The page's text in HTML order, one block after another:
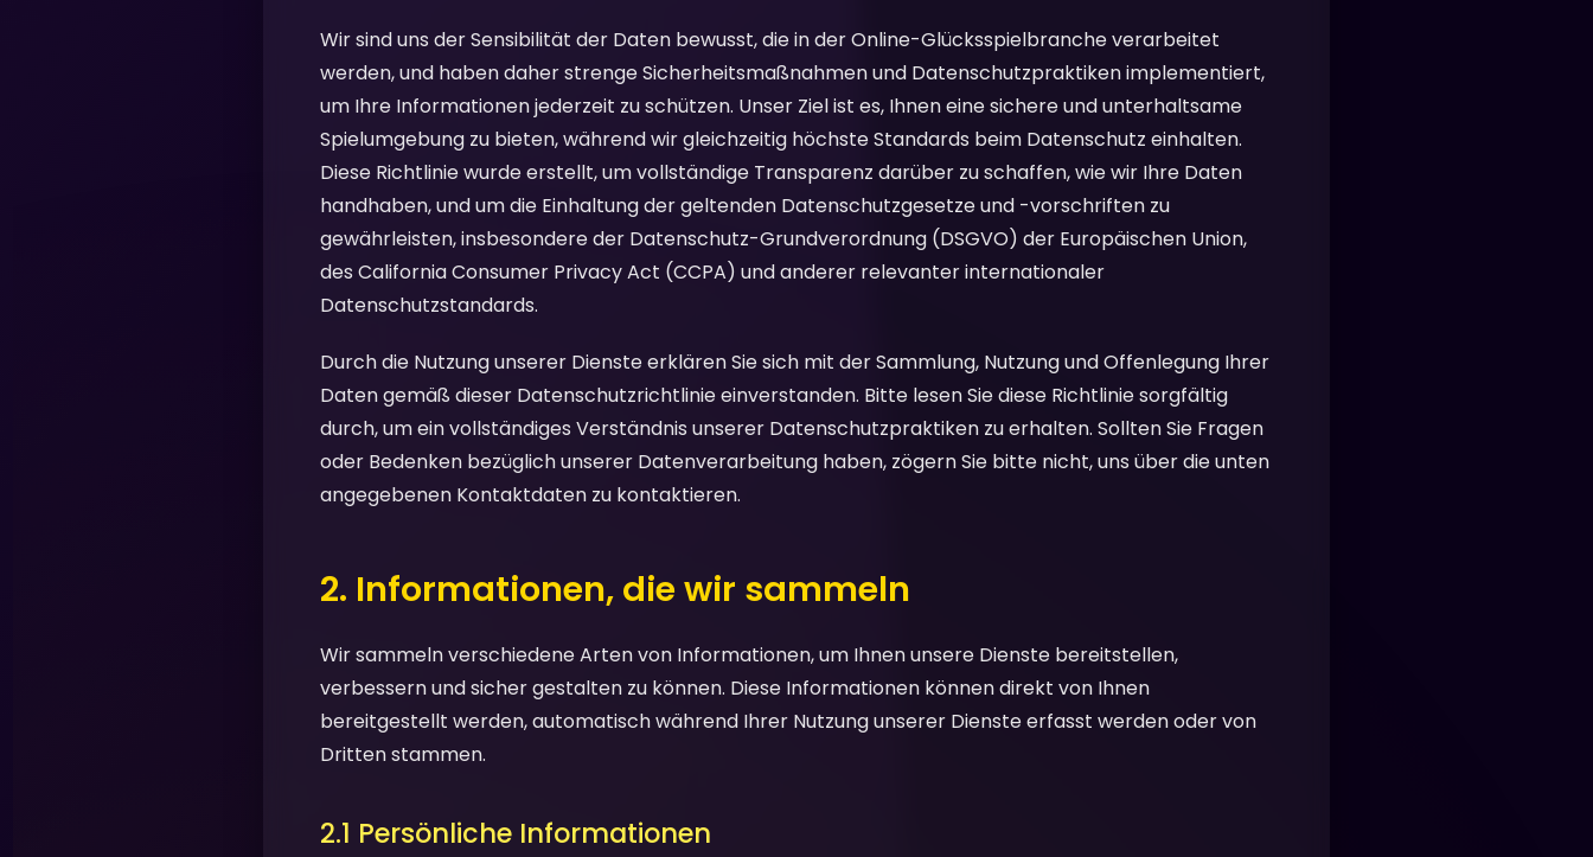
Wir sind uns der Sensibilität der Daten bewusst, die in der Online-Glücksspielbranche verarbeitet
werden, und haben daher strenge Sicherheitsmaßnahmen und Datenschutzpraktiken implementiert,
um Ihre Informationen jederzeit zu schützen. Unser Ziel ist es, Ihnen eine sichere und unterhaltsame
Spielumgebung zu bieten, während wir gleichzeitig höchste Standards beim Datenschutz einhalten.
Diese Richtlinie wurde erstellt, um vollständige Transparenz darüber zu schaffen, wie wir Ihre Daten
handhaben, und um die Einhaltung der geltenden Datenschutzgesetze und -vorschriften zu
gewährleisten, insbesondere der Datenschutz-Grundverordnung (DSGVO) der Europäischen Union,
des California Consumer Privacy Act (CCPA) und anderer relevanter internationaler
Datenschutzstandards.
Durch die Nutzung unserer Dienste erklären Sie sich mit der Sammlung, Nutzung und Offenlegung Ihrer
Daten gemäß dieser Datenschutzrichtlinie einverstanden. Bitte lesen Sie diese Richtlinie sorgfältig
durch, um ein vollständiges Verständnis unserer Datenschutzpraktiken zu erhalten. Sollten Sie Fragen
oder Bedenken bezüglich unserer Datenverarbeitung haben, zögern Sie bitte nicht, uns über die unten
angegebenen Kontaktdaten zu kontaktieren.
2. Informationen, die wir sammeln
Wir sammeln verschiedene Arten von Informationen, um Ihnen unsere Dienste bereitstellen,
verbessern und sicher gestalten zu können. Diese Informationen können direkt von Ihnen
bereitgestellt werden, automatisch während Ihrer Nutzung unserer Dienste erfasst werden oder von
Dritten stammen.
2.1 Persönliche Informationen